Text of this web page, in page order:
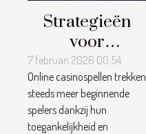
Strategieën
voor
beginnende
spelers in
online
casinospellen
7 februari 2026 00:54
Online casinospellen trekken
steeds meer beginnende
spelers dankzij hun
toegankelijkheid en